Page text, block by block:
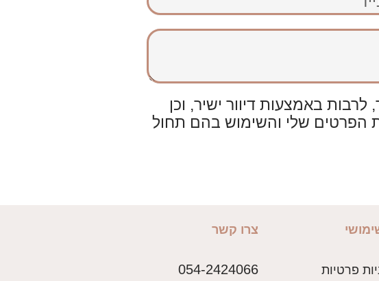
באמצעות דיוור ישיר, וכן
הפרטים שלי והשימוש בהם תחול
פרטיות
צרו קשר
054-2424066